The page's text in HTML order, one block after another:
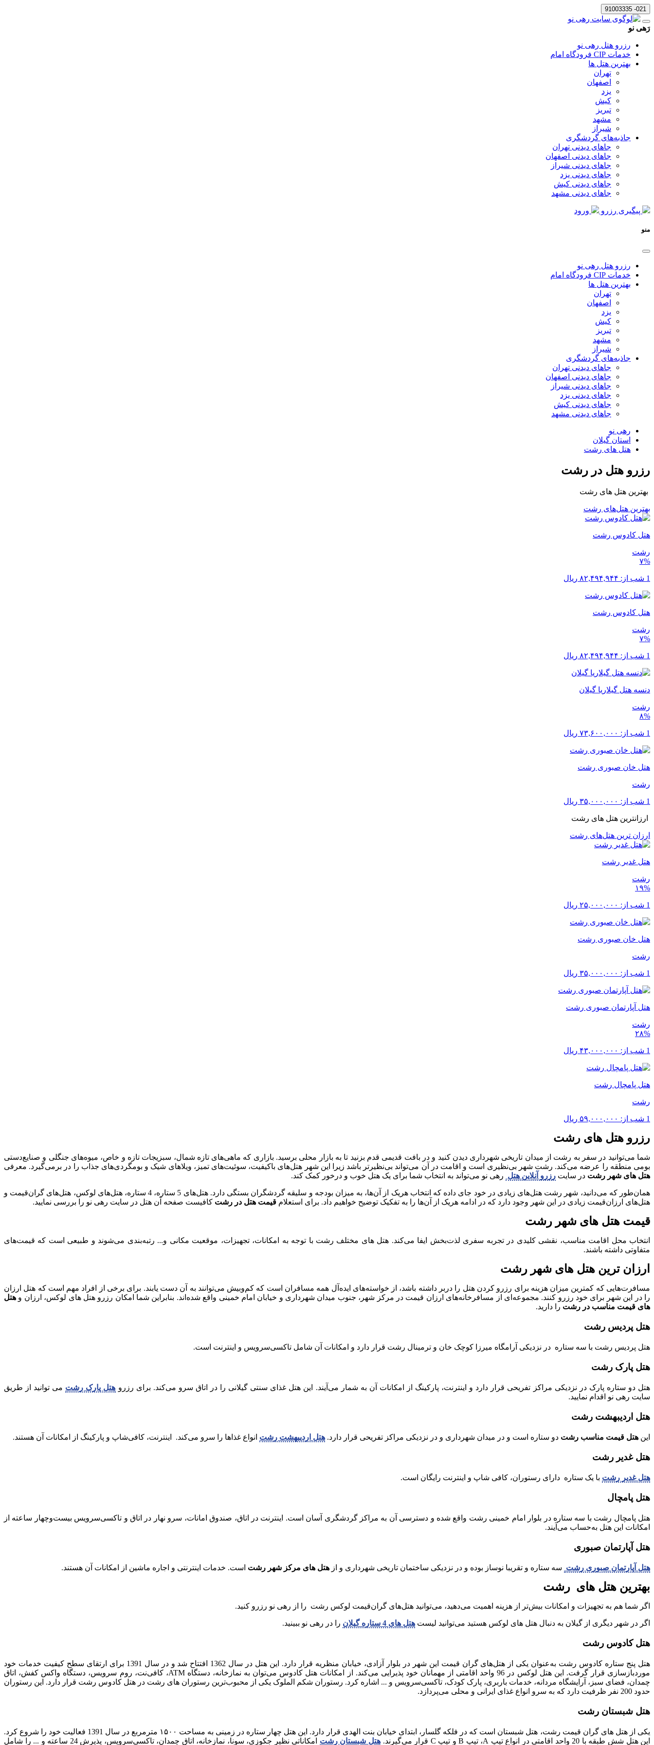
021- 91003335
رَهی نو
رزرو هتل رهی نو
خدمات CIP فرودگاه امام
بهترین هتل ها
تهران
اصفهان
یزد
کیش
تبریز
مشهد
شیراز
جاذبه‌های گردشگری
جاهای دیدنی تهران
جاهای دیدنی اصفهان
جاهای دیدنی شیراز
جاهای دیدنی یزد
جاهای دیدنی کیش
جاهای دیدنی مشهد
پیگیری رزرو ورود
منو
رزرو هتل رهی نو
خدمات CIP فرودگاه امام
بهترین هتل ها
تهران
اصفهان
یزد
کیش
تبریز
مشهد
شیراز
جاذبه‌های گردشگری
جاهای دیدنی تهران
جاهای دیدنی اصفهان
جاهای دیدنی شیراز
جاهای دیدنی یزد
جاهای دیدنی کیش
جاهای دیدنی مشهد
رهی نو
استان گیلان
هتل های رشت
رزرو هتل در رشت
بهترین هتل های رشت
بهترین هتل‌های رشت
هتل کادوس رشت
رشت
۷%
1 شب از: ۸۲,۴۹۴,۹۴۴ ریال
هتل کادوس رشت
رشت
۷%
1 شب از: ۸۲,۴۹۴,۹۴۴ ریال
دنسه هتل گیلاریا گیلان
رشت
۸%
1 شب از: ۷۳,۶۰۰,۰۰۰ ریال
هتل خان صبوری رشت
رشت
1 شب از: ۳۵,۰۰۰,۰۰۰ ریال
ارزانترین هتل های رشت
ارزان ترین هتل‌های رشت
هتل غدیر رشت
رشت
۱۹%
1 شب از: ۲۵,۰۰۰,۰۰۰ ریال
هتل خان صبوری رشت
رشت
1 شب از: ۳۵,۰۰۰,۰۰۰ ریال
هتل آپارتمان صبوری رشت
رشت
۲۸%
1 شب از: ۴۳,۰۰۰,۰۰۰ ریال
هتل پامچال رشت
رشت
1 شب از: ۵۹,۰۰۰,۰۰۰ ریال
رزرو هتل های رشت
شما می‌توانید در سفر به رشت از میدان تاریخی شهرداری دیدن کنید و در بافت قدیمی قدم بزنید تا به بازار محلی برسید. بازاری که ماهی‌های تازه شمال، سبزیجات تازه و خاص، میوه‌های جنگلی و صنایع‌دستی
بومی منطقه را عرضه می‌کند. رشت شهر بی‌نظیری است و اقامت در آن می‌تواند بی‌نظیرتر باشد زیرا این شهر هتل‌های باکیفیت، سوئیت‌های تمیز، ویلاهای شیک و بومگردی‌های جذاب را در برمی‌گیرد. معرفی
هتل های شهر رشت در سایت رزرو آنلاین هتل رهی نو می‌تواند به انتخاب شما برای یک هتل خوب و درخور کمک کند.
همان‌طور که می‌دانید، شهر رشت هتل‌های زیادی در خود جای داده که انتخاب هریک از آن‌ها، به میزان بودجه و سلیقه گردشگران بستگی دارد. هتل‌های 5 ستاره، 4 ستاره، هتل‌های لوکس، هتل‌های گران‌قیمت و
هتل‌های ارزان‌قیمت زیادی در این شهر وجود دارد که در ادامه هریک از آن‌ها را به تفکیک توضیح خواهیم داد. برای استعلام قیمت هتل در رشت کافیست صفحه آن هتل در سایت رهی نو را بررسی نمایید.
قیمت هتل های شهر رشت
انتخاب محل اقامت مناسب، نقشی کلیدی در تجربه سفری لذت‌بخش ایفا می‌کند. هتل های مختلف رشت با توجه به امکانات، تجهیزات، موقعیت مکانی و... رتبه‌بندی می‌شوند و طبیعی است که قیمت‌های
متفاوتی داشته باشند.
ارزان ترین هتل های شهر رشت
مسافرت‌هایی که کمترین میزان هزینه برای رزرو کردن هتل را دربر داشته باشد، از خواسته‌ها‌ی ایده‌آل همه‌ مسافران است که کم‌و‌بیش می‌توانند به آن دست یابند. برای برخی از افراد مهم است که هتل ارزان
را در این شهر برای خود رزرو کنند. مجموعه‌ای از مسافرخانه‌های ارزان قیمت در مرکز شهر، جنوب میدان شهرداری و خیابان امام خمینی واقع شده‌اند. بنابراین شما امکان رزرو هتل های لوکس، ارزان و هتل
های قیمت مناسب در رشت را دارید.
هتل پردیس رشت
هتل پردیس رشت با سه ستاره در نزدیکی آرامگاه میرزا کوچک خان و ترمینال رشت قرار دارد و امکانات آن شامل تاکسی‌سرویس و اینترنت است.
هتل پارک رشت
هتل دو ستاره پارک در نزدیکی مراکز تفریحی قرار دارد و اینترنت، پارکینگ از امکانات آن به شمار می‌آیند. این هتل غذای سنتی گیلانی را در اتاق سرو می‌کند. برای رزرو هتل پارک رشت می توانید از طریق
سایت رهی نو اقدام نمایید.
هتل اردیبهشت رشت
این هتل قیمت مناسب رشت دو ستاره است و در میدان شهرداری و در نزدیکی مراکز تفریحی قرار دارد. هتل اردییهشت رشت انواع غذاها را سرو می‌کند. اینترنت، کافی‌شاپ و پارکینگ از امکانات آن هستند.
هتل غدیر رشت
هتل غدیر رشت با یک ستاره دارای رستوران، کافی شاپ و اینترنت رایگان است.
هتل پامچال
هتل پامچال رشت با سه ستاره در بلوار امام خمینی رشت واقع شده و دسترسی آن به مراکز گردشگری آسان است. اینترنت در اتاق، صندوق امانات، سرو نهار در اتاق و تاکسی‌سرویس بیست‌وچهار ساعته از
امکانات این هتل به‌حساب می‌آیند.
هتل آپارتمان صبوری
هتل آپارتمان صبوری رشت سه ستاره و تقریبا نوساز بوده و در نزدیکی ساختمان تاریخی شهرداری و از هتل های مرکز شهر رشت است. خدمات اینترنتی و اجاره ماشین از امکانات آن هستند.
بهترین هتل ها‌ی رشت
اگر شما هم به تجهیزات و امکانات بیش‌تر از هزینه اهمیت می‌دهید، می‌توانید هتل‌های گران‌قیمت لوکس رشت را از رهی نو رزرو کنید.
اگر در شهر دیگری از گیلان به دنبال هتل های لوکس هستید می‌توانید لیست هتل های 4 ستاره گیلان را در رهی نو ببینید.
هتل کادوس رشت
هتل پنج ستاره کادوس رشت به‌عنوان یکی از هتل‌های گران قیمت این شهر در بلوار آزادی، خیابان منظریه قرار دارد. این هتل در سال 1362 افتتاح شد و در سال 1391 برای ارتقای سطح کیفیت خدمات خود
موردبازسازی قرار گرفت. این هتل لوکس در 96 واحد اقامتی از مهمانان خود پذیرایی می‌کند. از امکانات هتل کادوس می‌توان به نمازخانه، دستگاه ATM، کافی‌نت، روم سرویس، دستگاه واکس کفش، اتاق
چمدان، فضای سبز، آرایشگاه مردانه، خدمات باربری، پارک کودک، تاکسی‌سرویس و ... اشاره کرد. رستوران شکم الملوک یکی از محبوب‌ترین رستوران های رشت در هتل کادوس رشت قرار دارد. این رستوران
حدود 200 نفر ظرفیت دارد که به سرو انواع غذای ایرانی و محلی می‌پردازد.
هتل شبستان رشت
یکی از هتل های گران قیمت رشت، هتل شبستان است که در فلکه گلسار، ابتدای خیابان بنت الهدی قرار دارد. این هتل چهار ستاره در زمینی به مساحت ۱۵۰۰ مترمربع در سال 1391 فعالیت خود را شروع کرد.
این هتل شش طبقه با 20 واحد اقامتی در انواع تیپ A، تیپ B و تیپ C قرار می‌گیرند.
هتل شبستان رشت امکاناتی نظیر جکوزی، سونا، نمازخانه، اتاق چمدان، تاکسی‌سرویس، پذیرش 24 ساعته و ... را شامل